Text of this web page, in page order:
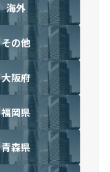
海外
その他
大阪府
福岡県
青森県